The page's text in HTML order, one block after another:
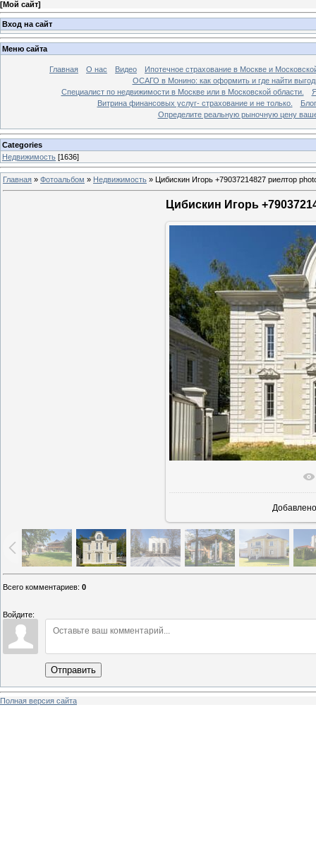
[Мой сайт]
Вход на сайт
Меню сайта
Главная О нас Видео
Ипотечное страхование в Москве и
ОСАГО в Монино: как оформить и где найти
Специалист по недвижимости в Москве или в Московской области.
Витрина финансовых услуг- страхование и не только.
Блог
Определите реальную рыночную цену
Categories
Недвижимость [1636]
Главная » Фотоальбом » Недвижимость » Цибискин Игорь +79037214827 риелтор
Цибискин Игорь
В
Добавлено
Всего комментариев: 0
Войдите:
Отправить
Полная версия сайта